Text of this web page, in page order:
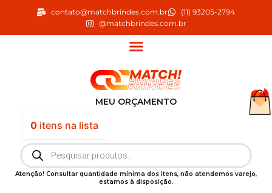
o
contato@matchbrindes.com.br
(11) 93205-2794
@matchbrindes.com.br
MEU ORÇAMENTO
0itens na lista
Pesquisar
produtos
Atenção! Consultar quantidade mínima dos itens, não atendemos varejo,
estamos à disposição.